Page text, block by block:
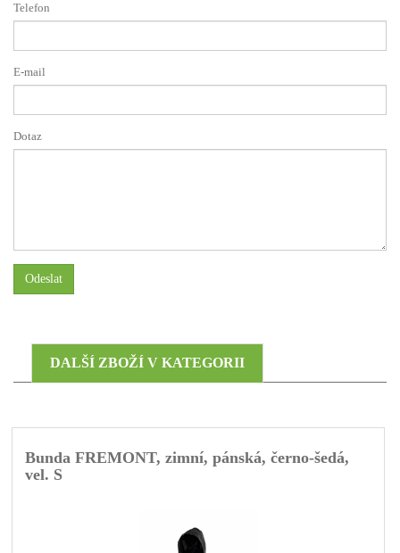
Telefon
E-mail
Dotaz
Odeslat
DALŠÍ ZBOŽÍ V KATEGORII
Bunda FREMONT, zimní, pánská, černo-šedá,
vel. S